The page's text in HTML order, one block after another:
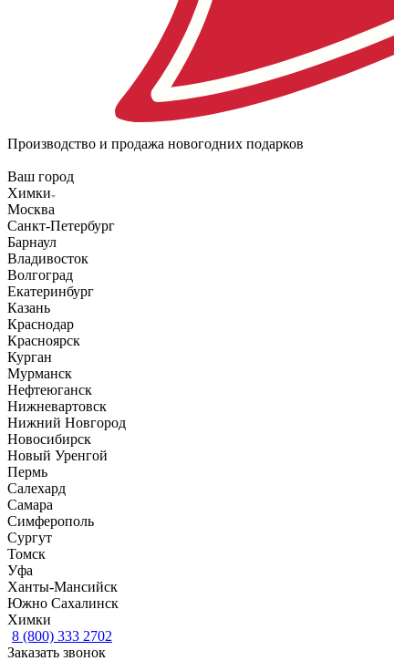
Производство и продажа новогодних подарков
Ваш город
Химки
Москва
Санкт-Петербург
Барнаул
Владивосток
Волгоград
Екатеринбург
Казань
Краснодар
Красноярск
Курган
Мурманск
Нефтеюганск
Нижневартовск
Нижний Новгород
Новосибирск
Новый Уренгой
Пермь
Салехард
Самара
Симферополь
Сургут
Томск
Уфа
Ханты-Мансийск
Южно Сахалинск
Химки
8 (800) 333 2702
Заказать звонок